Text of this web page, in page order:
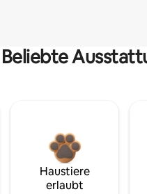
Beliebte
Haustiere
erlaubt